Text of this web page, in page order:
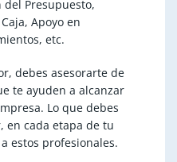
del Presupuesto,
Apoyo en
etc.
debes asesorarte de
te ayuden a alcanzar
Lo que debes
en cada etapa de tu
estos profesionales.